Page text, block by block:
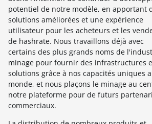
potentiel de notre modèle, en apportant
solutions améliorées et une expérience
utilisateur pour les acheteurs et les
de hashrate. Nous travaillons déjà avec
certains des plus grands noms de
minage pour fournir des infrastructures
solutions grâce à nos capacités uniques
monde, et nous plaçons le minage au
notre plateforme pour de futurs
commerciaux.